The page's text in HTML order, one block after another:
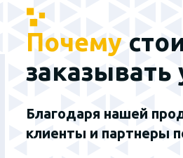
Наш эксклюзивный
партнер - группа
заводов г. Санкт-
Мы являемся
Почему
заказывать
Благодаря нашей
клиенты и партнеры